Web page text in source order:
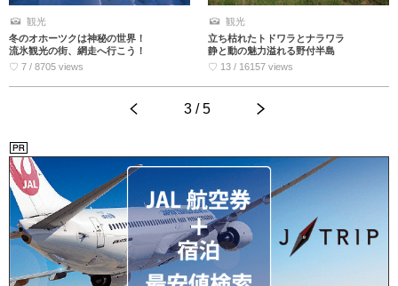
観光
冬のオホーツクは神秘の世界！
流氷観光の街、網走へ行こう！
♡ 7 / 8705 views
観光
立ち枯れたトドワラとナラワラ
静と動の魅力溢れる野付半島
♡ 13 / 16157 views
3 / 5